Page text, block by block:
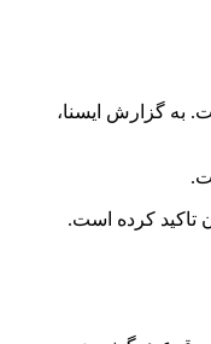
به گزارش ایسنا،
تاکید کرده است.